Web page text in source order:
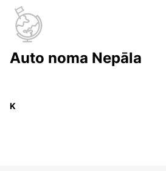
Auto noma Nepāla
K